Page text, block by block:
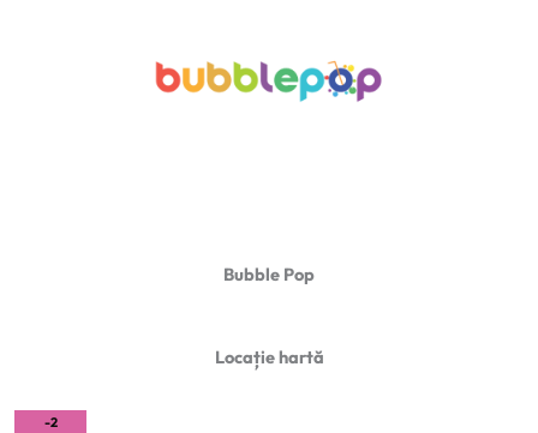
Bubble Pop
Locație hartă
-2